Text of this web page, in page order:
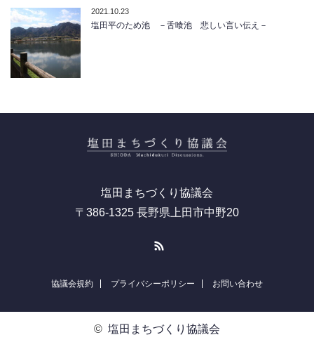
2021.10.23
塩田平のため池 －舌喰池 悲しい言い伝え－
塩田まちづくり協議会
〒386-1325 長野県上田市中野20
協議会規約 プライバシーポリシー お問い合わせ
© 塩田まちづくり協議会